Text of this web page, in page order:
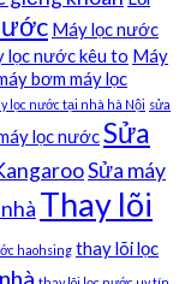
Máy lọc nước
lọc nước kêu to Máy
bơm máy lọc
lọc nước tại nhà hà Nội sửa
lọc nướcSửa
Sửa máy
Thay lõi
haohsing thay lõi lọc